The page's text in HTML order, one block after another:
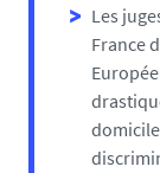
Les
France